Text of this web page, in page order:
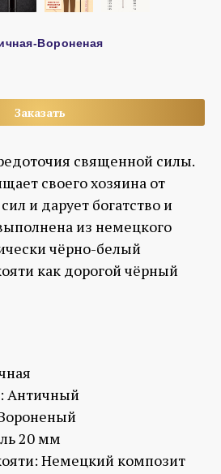
Вороненая
Заказать
священной силы.
своего хозяина от
и дарует богатство и
из немецкого
чёрно-белый
как дорогой чёрный
Античный
20 мм
Немецкий композит